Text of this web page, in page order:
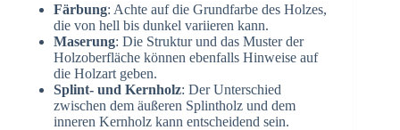
Färbung: Achte auf die Grundfarbe des Holzes,
die von hell bis dunkel variieren kann.
Maserung: Die Struktur und das Muster der
Holzoberfläche können ebenfalls Hinweise auf
die Holzart geben.
Splint- und Kernholz: Der Unterschied
zwischen dem äußeren Splintholz und dem
inneren Kernholz kann entscheidend sein.